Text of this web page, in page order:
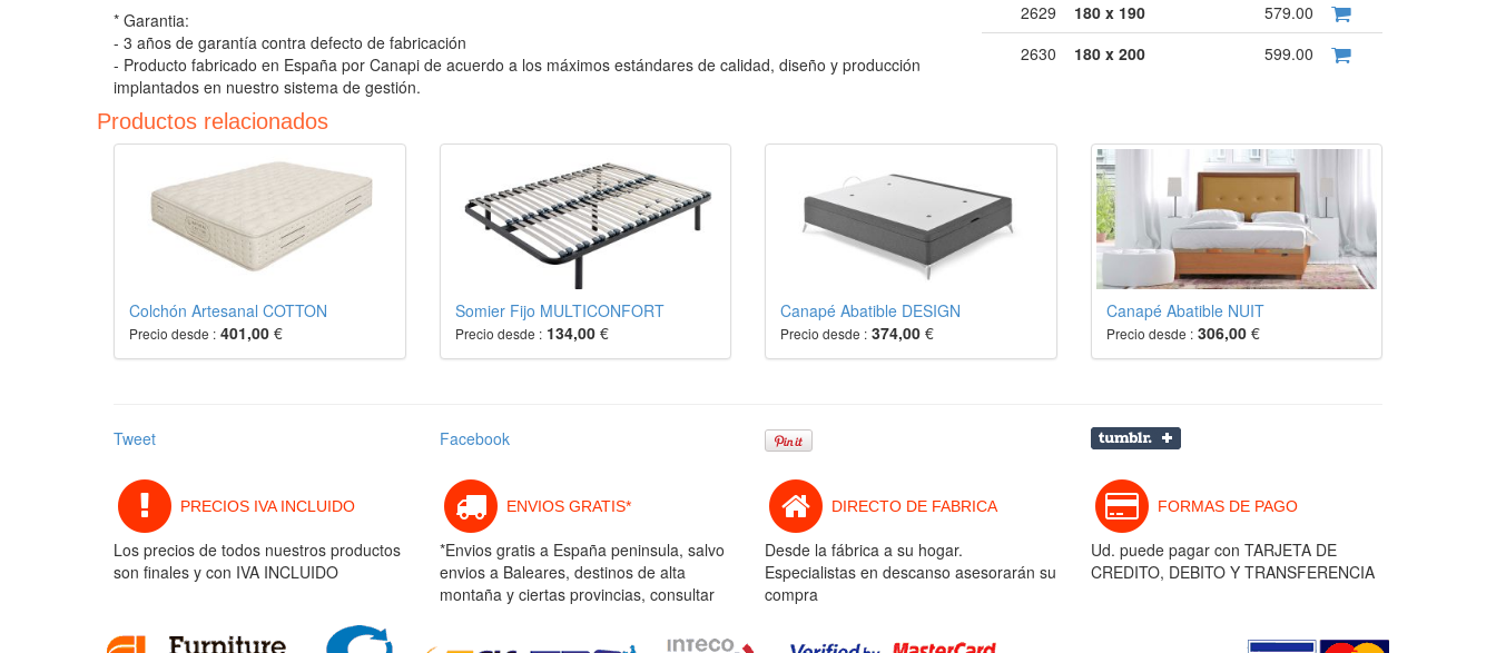
* Garantia:
- 3 años de garantía contra defecto de fabricación
- Producto fabricado en España por Canapi de acuerdo a los máximos estándares de calidad, diseño y producción
implantados en nuestro sistema de gestión.
2629
180 x 190
579.00
2630
180 x 200 599.00
Productos relacionados
Colchón Artesanal COTTON
Precio desde : 401,00 €
Somier Fijo MULTICONFORT
Precio desde : 134,00 €
Canapé Abatible DESIGN
Precio desde : 374,00 €
Canapé Abatible NUIT
Precio desde : 306,00 €
Tweet Facebook
PRECIOS IVA INCLUIDO
Los precios de todos nuestros productos
son finales y con IVA INCLUIDO
ENVIOS GRATIS*
*Envios gratis a España peninsula, salvo
envios a Baleares, destinos de alta
montaña y ciertas provincias, consultar
DIRECTO DE FABRICA
Desde la fábrica a su hogar.
Especialistas en descanso asesorarán su
compra
FORMAS DE PAGO
Ud. puede pagar con TARJETA DE
CREDITO, DEBITO Y TRANSFERENCIA